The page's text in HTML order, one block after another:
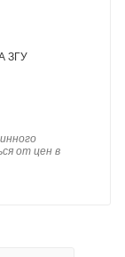
ЗГУ
от цен в